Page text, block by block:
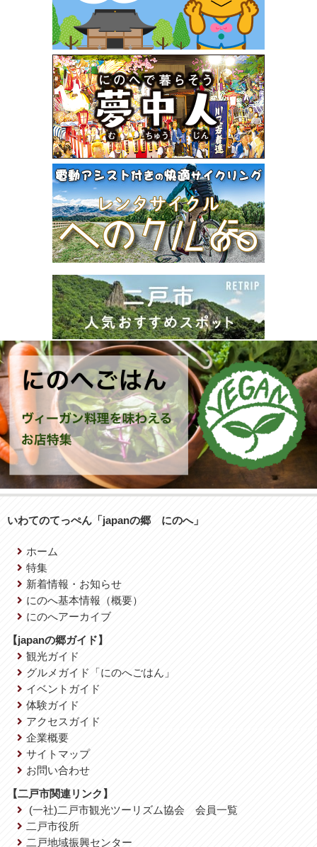
いわてのてっぺん「japanの郷 にのへ」
ホーム
特集
新着情報・お知らせ
にのへ基本情報（概要）
にのへアーカイブ
【japanの郷ガイド】
観光ガイド
グルメガイド「にのへごはん」
イベントガイド
体験ガイド
アクセスガイド
企業概要
サイトマップ
お問い合わせ
【二戸市関連リンク】
(一社)二戸市観光ツーリズム協会 会員一覧
二戸市役所
二戸地域振興センター